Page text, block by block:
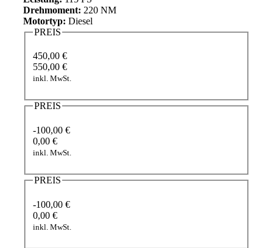
Drehmoment: 220 NM
Motortyp: Diesel
PREIS
450,00 €
550,00 €
inkl. MwSt.
PREIS
-100,00 €
0,00 €
inkl. MwSt.
PREIS
-100,00 €
0,00 €
inkl. MwSt.